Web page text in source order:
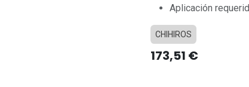
Aplicación
CHIHIROS
173,51 €